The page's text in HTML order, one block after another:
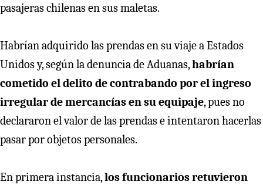
pasajeras chilenas en sus maletas.
Habrían adquirido las prendas en su viaje a Estados
Unidos y, según la denuncia de Aduanas,habrían
cometido el delito de contrabando por el ingreso
irregular de mercancías en su equipaje, pues no
declararon el valor de las prendas e intentaron hacerlas
pasar por objetos personales.
En primera instancia,los funcionarios retuvieron